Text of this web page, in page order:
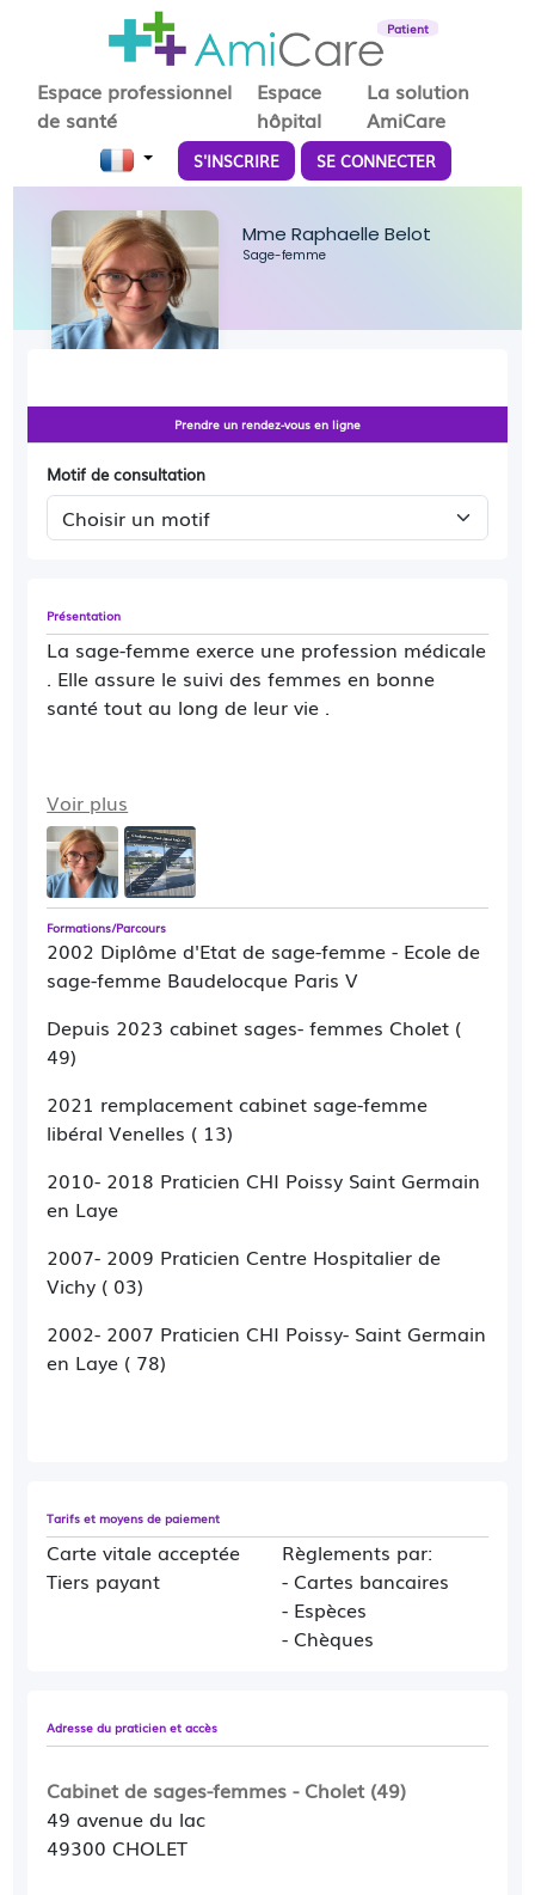
Patient
Espace professionnel
de santé
Espace
hôpital
La solution
AmiCare
S'INSCRIRE SE CONNECTER
Mme Raphaelle Belot
Sage-femme
Présentation
La sage-femme exerce une profession médicale
. Elle assure le suivi des femmes en bonne
santé tout au long de leur vie .
Voir plus
Formations/Parcours
2002 Diplôme d'Etat de sage-femme - Ecole de
sage-femme Baudelocque Paris V
Depuis 2023 cabinet sages- femmes Cholet (
49)
2021 remplacement cabinet sage-femme
libéral Venelles ( 13)
2010- 2018 Praticien CHI Poissy Saint Germain
en Laye
2007- 2009 Praticien Centre Hospitalier de
Vichy ( 03)
2002- 2007 Praticien CHI Poissy- Saint Germain
en Laye ( 78)
Tarifs et moyens de paiement
Carte vitale acceptée
Tiers payant
Règlements par:
- Cartes bancaires
- Espèces
- Chèques
Adresse du praticien et accès
Cabinet de sages-femmes - Cholet (49)
49 avenue du lac
49300 CHOLET
Prendre un rendez-vous en ligne
Motif de consultation